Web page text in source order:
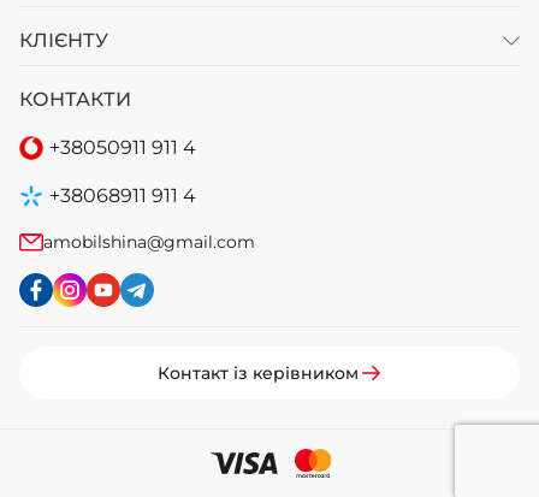
КЛІЄНТУ
КОНТАКТИ
+38050911 911 4
+38068911 911 4
amobilshina@gmail.com
Контакт із керівником